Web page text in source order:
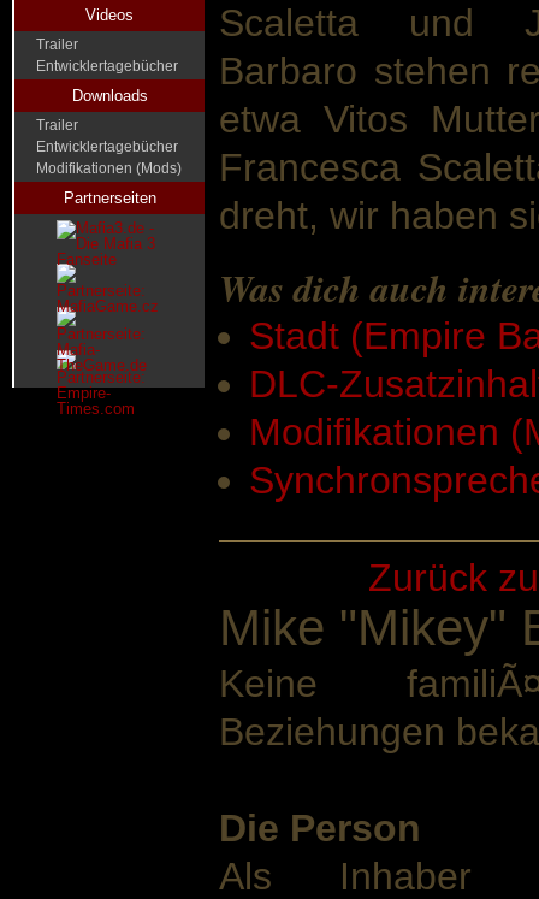
Videos
Trailer
Entwicklertagebücher
Downloads
Trailer
Entwicklertagebücher
Modifikationen (Mods)
Partnerseiten
Scaletta und
Barbaro stehen
etwa Vitos
Francesca
dreht, wir haben
Was dich auch
Stadt (Empire
DLC-
Modifikationen
Zurück
Mike "Mikey"
Keine
Beziehungen
Die Person
Als Inhaber